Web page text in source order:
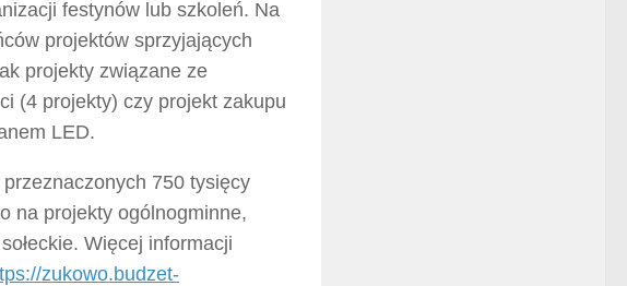
festynów lub szkoleń. Na
projektów sprzyjających
projekty związane ze
(4 projekty) czy projekt zakupu
LED.
750 tysięcy
na projekty ogólnogminne,
Więcej informacji
zukowo.budzet-